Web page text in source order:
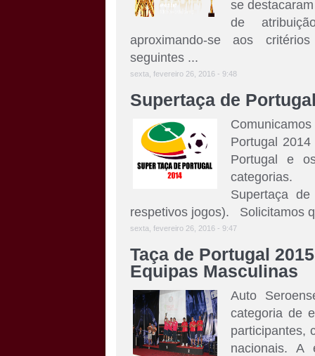
se
de
aproximando-se aos
seguintes ...
sexta, fevereiro 26, 2016 - 9:48
Supertaça de
Portugal
Portugal e
categorias.
Supertaça
respetivos jogos). Solicitamos
sexta, fevereiro 26, 2016 - 9:47
Taça de Portugal
Equipas Masculinas
Auto
categoria de
participantes,
nacionais. A